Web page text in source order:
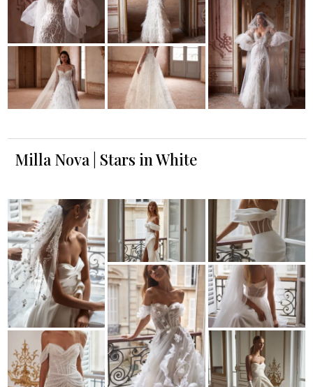
Milla Nova | Stars in White